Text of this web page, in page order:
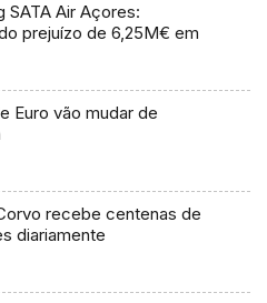
SATA Air Açores:
prejuízo de 6,25M€ em
Euro vão mudar de
recebe centenas de
diariamente